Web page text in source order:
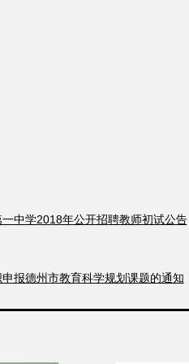
中学2018年公开招聘教师初试公告
申报德州市教育科学规划课题的通知